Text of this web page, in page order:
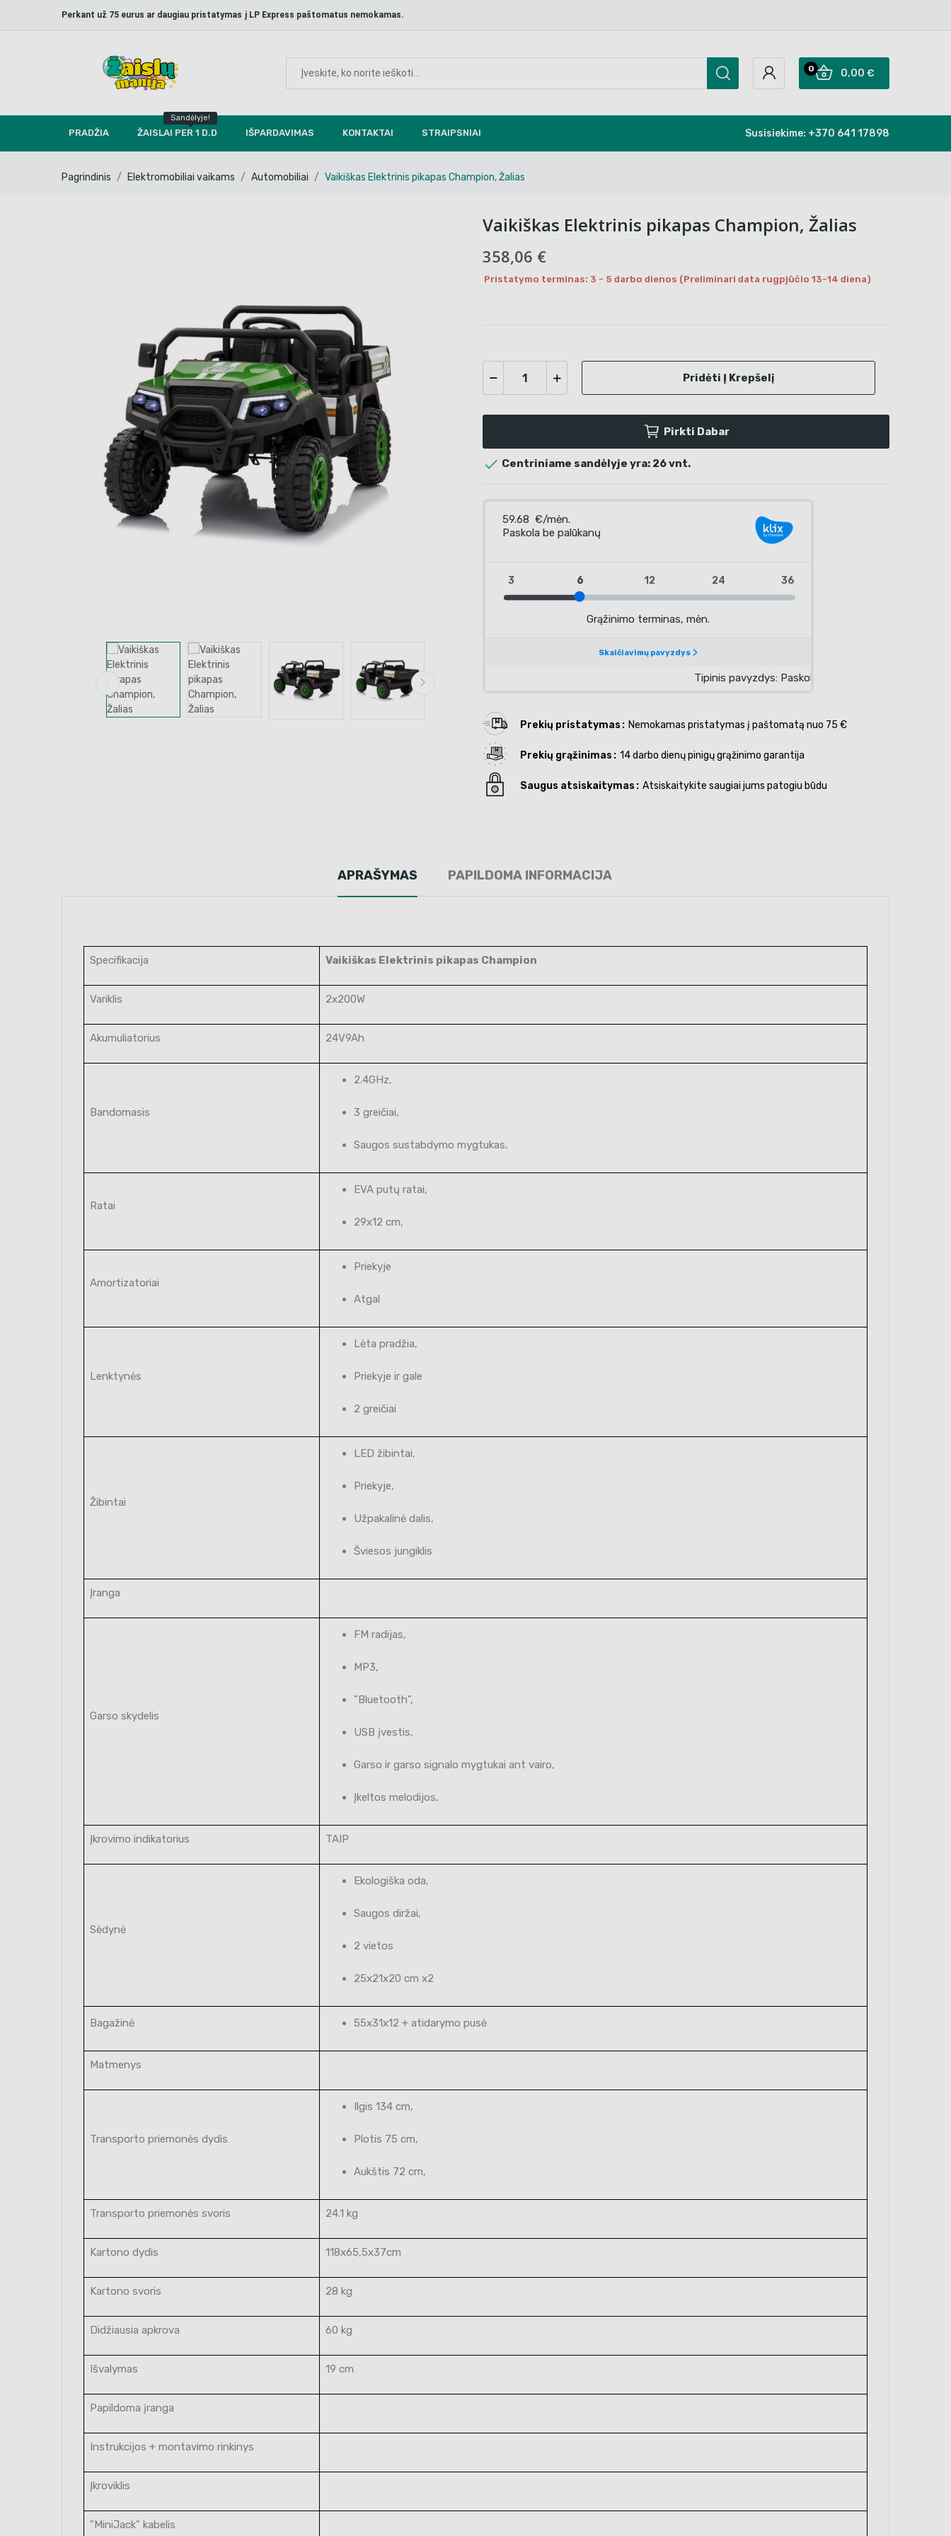
Perkant už 75 eurus ar daugiau pristatymas į LP Express paštomatus nemokamas.
0,00 €
0
PRADŽIA ŽAISLAI PER 1 D.D
Sandėlyje!
IŠPARDAVIMAS KONTAKTAI STRAIPSNIAI Susisiekime: +370 641 17898
Pagrindinis Elektromobiliai vaikams Automobiliai Vaikiškas Elektrinis pikapas Champion, Žalias
Vaikiškas Elektrinis pikapas Champion, Žalias
358,06 €
Pristatymo terminas: 3 - 5 darbo dienos (Preliminari data rugpjūčio 13-14 diena)
Pridėti Į Krepšelį
Pirkti Dabar
 Centriniame sandėlyje yra: 26 vnt.
Prekių pristatymas Nemokamas pristatymas į paštomatą nuo 75 €
Prekių grąžinimas 14 darbo dienų pinigų grąžinimo garantija
Saugus atsiskaitymas Atsiskaitykite saugiai jums patogiu būdu
APRAŠYMAS PAPILDOMA INFORMACIJA
Specifikacija Vaikiškas Elektrinis pikapas Champion
Variklis 2x200W
Akumuliatorius 24V9Ah
Bandomasis
2.4GHz,
3 greičiai,
Saugos sustabdymo mygtukas,
Ratai
EVA putų ratai,
29x12 cm,
Amortizatoriai
Priekyje
Atgal
Lenktynės
Lėta pradžia,
Priekyje ir gale
2 greičiai
Žibintai
LED žibintai,
Priekyje,
Užpakalinė dalis,
Šviesos jungiklis
Įranga
Garso skydelis
FM radijas,
MP3,
"Bluetooth",
USB įvestis,
Garso ir garso signalo mygtukai ant vairo,
Įkeltos melodijos,
Įkrovimo indikatorius TAIP
Sėdynė
Ekologiška oda,
Saugos diržai,
2 vietos
25x21x20 cm x2
Bagažinė 55x31x12 + atidarymo pusė
Matmenys
Transporto priemonės dydis
Ilgis 134 cm,
Plotis 75 cm,
Aukštis 72 cm,
Transporto priemonės svoris 24.1 kg
Kartono dydis 118x65,5x37cm
Kartono svoris 28 kg
Didžiausia apkrova 60 kg
Išvalymas 19 cm
Papildoma įranga
Instrukcijos + montavimo rinkinys
Įkroviklis
"MiniJack" kabelis